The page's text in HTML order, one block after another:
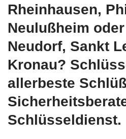
Rheinhausen,
Neulußheim
Neudorf, Sankt
Kronau?
allerbeste
Schlüsseldienst.